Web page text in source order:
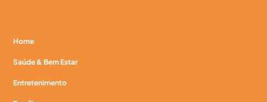
Home
Saúde & Bem Estar
Entretenimento